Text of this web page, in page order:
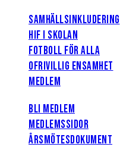
SAMHÄLLSINKLUDERING
HIF I SKOLAN
FOTBOLL FÖR ALLA
OFRIVILLIG ENSAMHET
MEDLEM
BLI MEDLEM
MEDLEMSSIDOR
ÅRSMÖTESDOKUMENT